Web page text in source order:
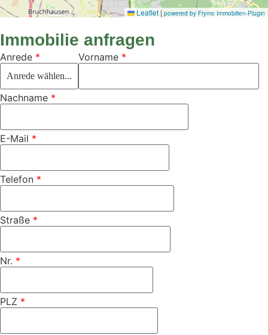
Leaflet | powered by Frymo Immobilien-Plugin
Immobilie anfragen
Anrede * Vorname *
Nachname *
E-Mail *
Telefon *
Straße *
Nr. *
PLZ *